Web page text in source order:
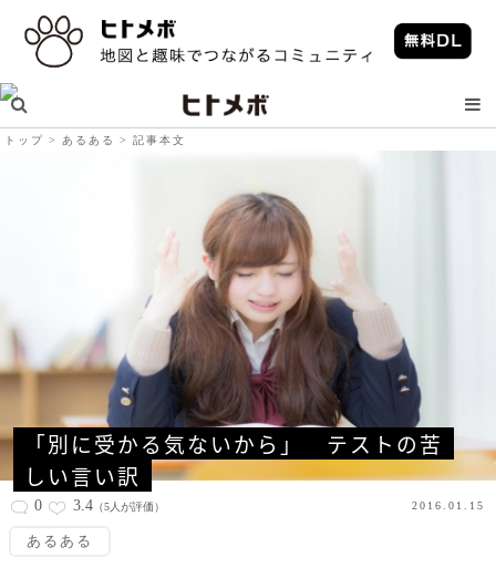
トップ あるある 記事本文
「別に受かる気ないから」　テストの苦
しい言い訳
0 3.4 （5人が評価） 2016.01.15
あるある